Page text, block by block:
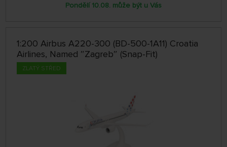
Pondělí 10.08. může být u Vás
1:200 Airbus A220-300 (BD-500-1A11) Croatia
Airlines, Named ″Zagreb″ (Snap-Fit)
ZLATÝ STŘED